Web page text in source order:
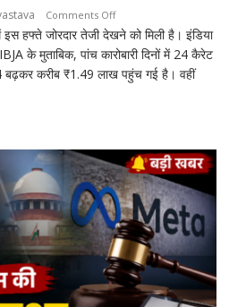
Comments Offon
सोना-
चांदी
फिर
में
सोना
₹7,064
और
चांदी
₹14,094
महंगी,
रिकॉर्ड
हफ्ते जोरदार तेजी देखने को मिली है। इंडिया
के मुताबिक, पांच कारोबारी दिनों में 24 कैरेट
बढ़कर करीब ₹1.49 लाख पहुंच गई है। वहीं